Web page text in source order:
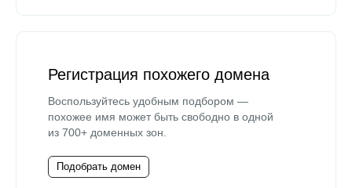
Регистрация похожего домена
Воспользуйтесь удобным подбором —
похожее имя может быть свободно в одной
из 700+ доменных зон.
Подобрать домен